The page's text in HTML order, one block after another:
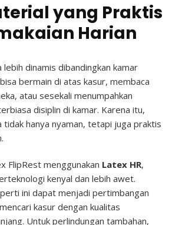
yang Praktis
Harian
lebih dinamis dibandingkan kamar
bermain di atas kasur, membaca
atau sesekali menumpahkan
disiplin di kamar. Karena itu,
tidak hanya nyaman, tetapi juga praktis
FlipRest menggunakan Latex HR,
kenyal dan lebih awet.
ini dapat menjadi pertimbangan
kasur dengan kualitas
Untuk perlindungan tambahan,